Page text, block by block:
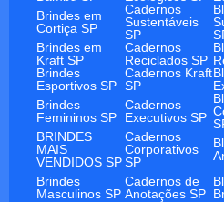
Brindes em
Cortiça SP
Cadernos
Sustentáveis
SP
Brindes em
Kraft SP
Cadernos
Reciclados SP
Brindes
Esportivos SP
Cadernos Kraft
SP
Brindes
Femininos SP
Cadernos
Executivos SP
BRINDES
MAIS
VENDIDOS SP
Cadernos
Corporativos
SP
Brindes
Masculinos SP
Cadernos de
Anotações SP